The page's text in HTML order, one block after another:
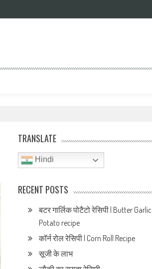
TRANSLATE
Hindi
RECENT POSTS
बटर गार्लिक पोटैटो रेसिपी | Butter Garlic
Potato recipe
कॉर्न रोल रेसिपी | Corn Roll Recipe
सूजी के लाभ